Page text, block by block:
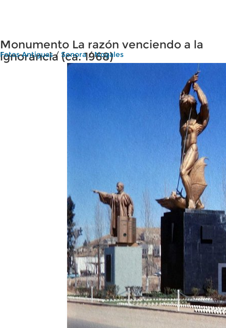
Monumento La razón venciendo a la
ignorancia (ca. 1968)
Fotos Antiguas/ Sonora/Nogales